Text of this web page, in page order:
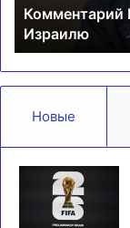
Комментарий
Израилю
Новые